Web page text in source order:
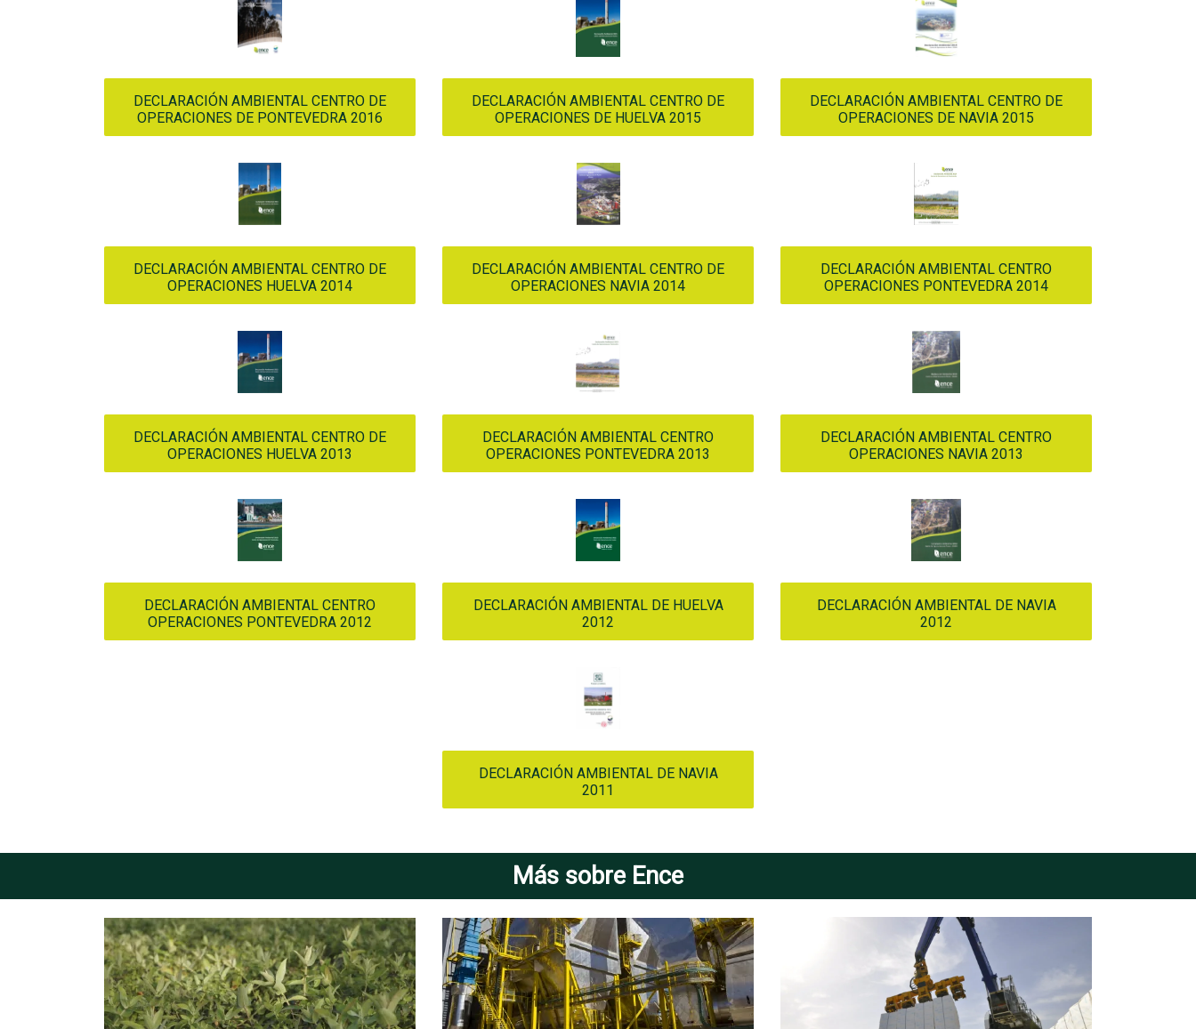
DECLARACIÓN AMBIENTAL CENTRO DE
OPERACIONES DE PONTEVEDRA 2016
DECLARACIÓN AMBIENTAL CENTRO DE
OPERACIONES DE HUELVA 2015
DECLARACIÓN AMBIENTAL CENTRO DE
OPERACIONES DE NAVIA 2015
DECLARACIÓN AMBIENTAL CENTRO DE
OPERACIONES HUELVA 2014
DECLARACIÓN AMBIENTAL CENTRO DE
OPERACIONES NAVIA 2014
DECLARACIÓN AMBIENTAL CENTRO
OPERACIONES PONTEVEDRA 2014
DECLARACIÓN AMBIENTAL CENTRO DE
OPERACIONES HUELVA 2013
DECLARACIÓN AMBIENTAL CENTRO
OPERACIONES PONTEVEDRA 2013
DECLARACIÓN AMBIENTAL CENTRO
OPERACIONES NAVIA 2013
DECLARACIÓN AMBIENTAL CENTRO
OPERACIONES PONTEVEDRA 2012
DECLARACIÓN AMBIENTAL DE HUELVA
2012
DECLARACIÓN AMBIENTAL DE NAVIA
2012
DECLARACIÓN AMBIENTAL DE NAVIA
2011
Más sobre Ence